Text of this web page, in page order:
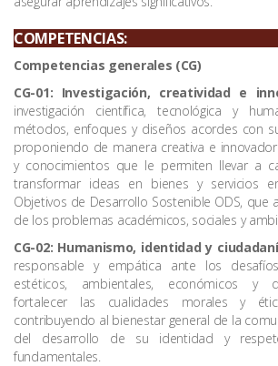
COMPETENCIAS:
Competencias generales (CG)
CG-01: Investigación, creatividad e
investigación científica, tecnológica y
métodos, enfoques y diseños acordes con
proponiendo de manera creativa e
y conocimientos que le permiten llevar a
transformar ideas en bienes y servicios
Objetivos de Desarrollo Sostenible ODS, que
de los problemas académicos, sociales y
CG-02: Humanismo, identidad y
responsable y empática ante los
estéticos, ambientales, económicos y
fortalecer las cualidades morales y
contribuyendo al bienestar general de la
del desarrollo de su identidad y
fundamentales.